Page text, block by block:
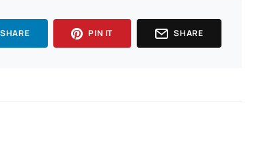
SHARE PIN IT SHARE